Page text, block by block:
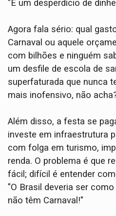
"É um desperdício de
Agora fala sério: qual
Carnaval ou aquele
com bilhões e ninguém
um desfile de escola de
superfaturada que nunca
mais inofensivo, não
Além disso, a festa se
investe em infraestrutura
com folga em turismo,
renda. O problema é que
fácil; difícil é entender
"O Brasil deveria ser
não têm Carnaval!"